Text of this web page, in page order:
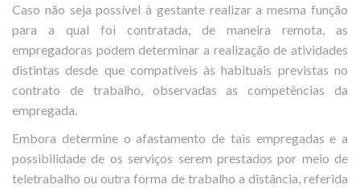
Caso não seja possível à gestante realizar a mesma função
para a qual foi contratada, de maneira remota, as
empregadoras podem determinar a realização de atividades
distintas desde que compatíveis às habituais previstas no
contrato de trabalho, observadas as competências da
empregada.
Embora determine o afastamento de tais empregadas e a
possibilidade de os serviços serem prestados por meio de
teletrabalho ou outra forma de trabalho a distância, referida